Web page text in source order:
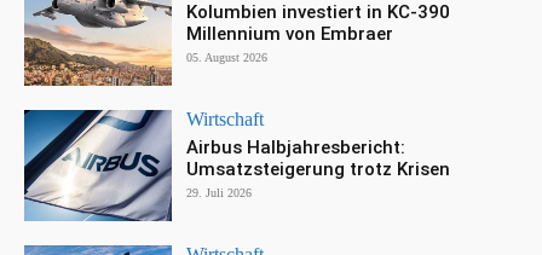
Kolumbien investiert in KC-390
Millennium von Embraer
05. August 2026
Wirtschaft
Airbus Halbjahresbericht:
Umsatzsteigerung trotz Krisen
29. Juli 2026